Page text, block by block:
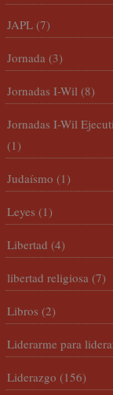
JAPL (7)
Jornada (3)
Jornadas I-Wil (8)
Jornadas I-Wil
(1)
Judaísmo (1)
Leyes (1)
Libertad (4)
libertad religiosa (7)
Libros (2)
Liderarme para
Liderazgo (156)